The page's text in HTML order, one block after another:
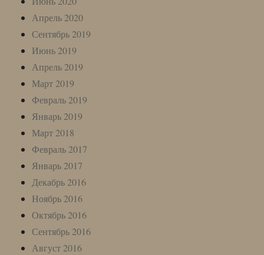
Апрель 2020
Сентябрь 2019
Июнь 2019
Апрель 2019
Март 2019
Февраль 2019
Январь 2019
Март 2018
Февраль 2017
Январь 2017
Декабрь 2016
Ноябрь 2016
Октябрь 2016
Сентябрь 2016
Август 2016